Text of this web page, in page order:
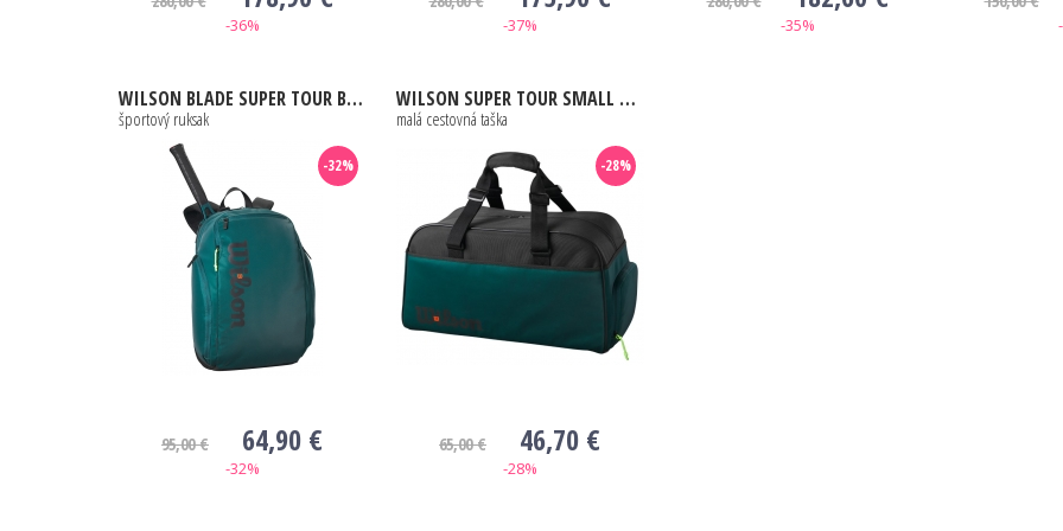
-36% -37% -35%
WILSON BLADE SUPER TOUR BACKPACK V9 GREEN
športový ruksak
-32%
95,00 € 64,90 €
-32%
WILSON SUPER TOUR SMALL DUFFEL BLADE V9
malá cestovná taška
-28%
65,00 € 46,70 €
-28%